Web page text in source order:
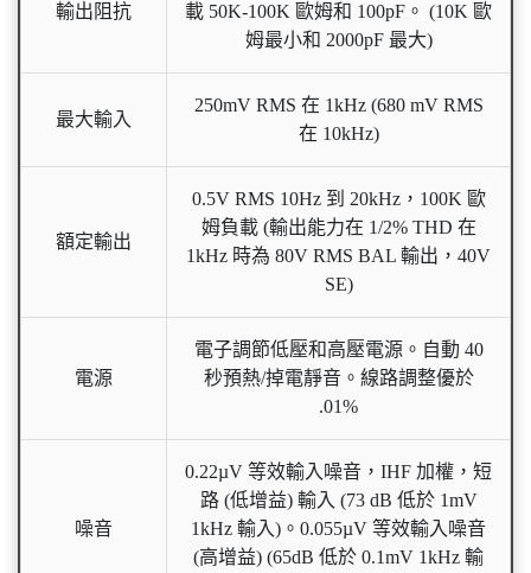
輸出阻抗
載 50K-100K 歐姆和 100pF。 (10K 歐
姆最小和 2000pF 最大)
最大輸入
250mV RMS 在 1kHz (680 mV RMS
在 10kHz)
額定輸出
0.5V RMS 10Hz 到 20kHz，100K 歐
姆負載 (輸出能力在 1/2% THD 在
1kHz 時為 80V RMS BAL 輸出，40V
SE)
電源
電子調節低壓和高壓電源。自動 40
秒預熱/掉電靜音。線路調整優於
.01%
噪音
0.22µV 等效輸入噪音，IHF 加權，短
路 (低增益) 輸入 (73 dB 低於 1mV
1kHz 輸入)。0.055µV 等效輸入噪音
(高增益) (65dB 低於 0.1mV 1kHz 輸